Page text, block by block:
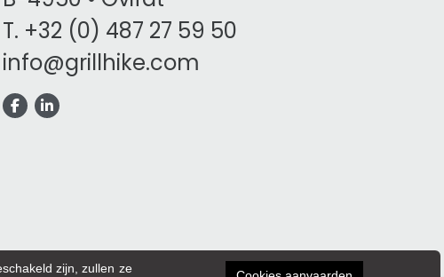
T. +32 (0) 487 27 59 50
info@grillhike.com
zijn, zullen ze